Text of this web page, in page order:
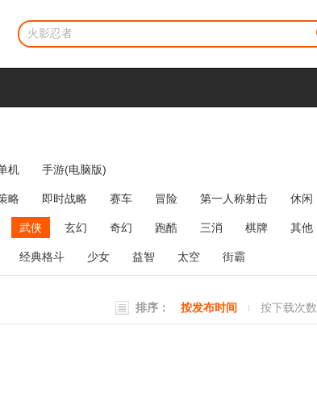
机 手游(电脑版)
略 即时战略 赛车 冒险 第一人称射击 休闲
牌类
麻将 网络游戏 弹幕射击 策略塔防
武侠 玄幻 奇幻 跑酷 三消 棋牌 其他
经典格斗 少女 益智 太空 街霸
排序： 按发布时间 按下载次数